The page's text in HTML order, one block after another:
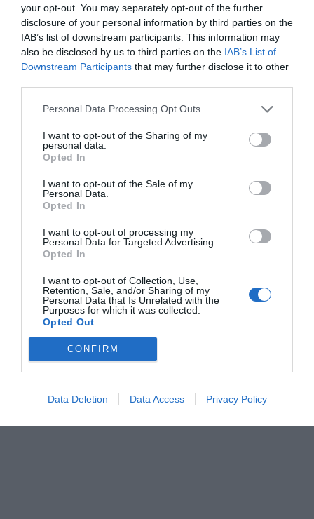
your opt-out. You may separately opt-out of the further
disclosure of your personal information by third parties on the
IAB’s list of downstream participants. This information may
also be disclosed by us to third parties on the IAB’s List of
Downstream Participants that may further disclose it to other
Personal Data Processing Opt Outs
I want to opt-out of the Sharing of my
personal data.
Opted In
I want to opt-out of the Sale of my
Personal Data.
Opted In
I want to opt-out of processing my
Personal Data for Targeted Advertising.
Opted In
I want to opt-out of Collection, Use,
Retention, Sale, and/or Sharing of my
Personal Data that Is Unrelated with the
Purposes for which it was collected.
Opted Out
CONFIRM
Data Deletion Data Access Privacy Policy
Kommentoi alas löysitkö jokaisesta kuvasta
epäkohdat 10 sekunnissa ja jaa testi myös ystävillesi!
Jaa artikkeli:
F
a
c
e
b
o
o
k
M
e
ss
e
n
g
er
h
s
A
p
p
o
y
Li
n
k
h
e